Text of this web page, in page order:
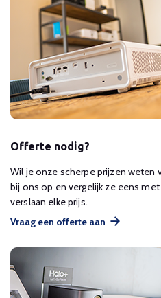
Offerte nodig?
Wil je onze scherpe prijzen weten
bij ons op en vergelijk ze eens
verslaan elke prijs.
Vraag een offerte aan